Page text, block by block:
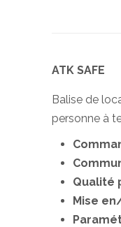
ATK SAFE
Balise de
personne à
Qualité
Mise